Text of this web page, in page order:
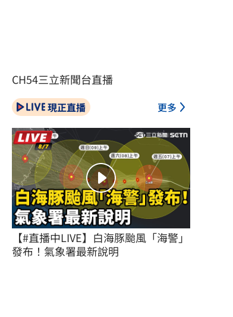
CH54三立新聞台直播
現正直播 更多
【#直播中LIVE】白海豚颱風「海警」
發布！氣象署最新說明